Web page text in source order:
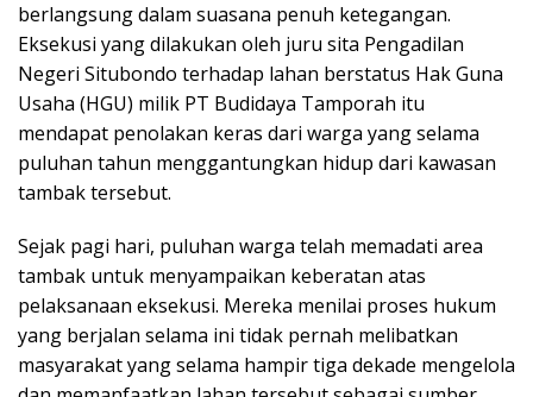
berlangsung dalam suasana penuh ketegangan.
Eksekusi yang dilakukan oleh juru sita Pengadilan
Negeri Situbondo terhadap lahan berstatus Hak Guna
Usaha (HGU) milik PT Budidaya Tamporah itu
mendapat penolakan keras dari warga yang selama
puluhan tahun menggantungkan hidup dari kawasan
tambak tersebut.
Sejak pagi hari, puluhan warga telah memadati area
tambak untuk menyampaikan keberatan atas
pelaksanaan eksekusi. Mereka menilai proses hukum
yang berjalan selama ini tidak pernah melibatkan
masyarakat yang selama hampir tiga dekade mengelola